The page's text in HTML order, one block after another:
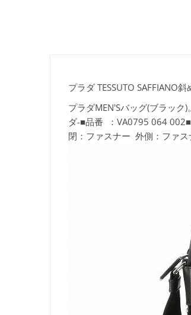
プラダ TESSUTO SAFFIANO
プラダMEN'Sバッグ(ブラッ
ダ-■品番 ：VA0795 064
閉：ファスナー 外側：ファ